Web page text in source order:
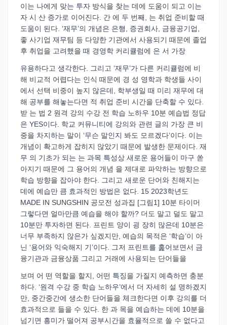
이는 나에게 맞는 투자 방식을 찾는 데에 도움이 되고 이는
자 시 산 증가로 이어진다. 간 에 두 번째, 는 취업 준비할 때
도움이 된다. ‘재무’의 개념은 은행, 증권회사, 금융공기업,
좋 사기업 재무팀 등 다양한 기관에서 사용되기 때문에 졸업
후 취업을 고려했을 때 경영학 커리큘럼에 은 서 가장
유용하다고 생각한다. 그리고 ‘재무’가 다른 커리큘럼에 비
해 비교적 어렵다는 인식 때문에 경 성 영학과 학생들 사이
에서 선택 비중이 높지 않은데, 학부생일 때 미리 재무에 대
해 공부를 해놓는다면 적 취업 준비 시간을 단축할 수 있다.
받 는 법 2 원격 강의 수강 전 학습 노하우 10분 예습법 정답
은 YES이다. 학교 커뮤니티에 강의와 관련 글의 가장 큰 비
중을 차지하는 말이 ‘무슨 말인지 봐도 모르겠다’이다. 이는
개념이 확고하게 잡히지 않았기 때문에 발생한 문제이다. 재
무 의 기초가 되는 는 과목 특성상 새로운 용어들이 마구 쏟
아지기 때문에 그 용어의 개념 을 제대로 파악하는 방향으로
학습 방향을 잡아야 한다. 그리고 새로운 단어와 친해지는
데에 예습만 큼 효과적인 방법은 없다. 15 2023학년도
MADE IN SUNGSHIN 공모전 성과집 [그림1] 10분 타이머
그렇다면 얼마만큼 예습을 해야 할까? 더도 말고 덜도 말고
10분만 투자하면 된다. 프린트 양이 굉 장히 많은데 10분은
너무 부족하지 않은가 싶겠지만, 예습의 목적은 ‘학습’이 아
닌 ‘용어와 익숙해지 기’이다. 그저 프린트를 훑어보면서 금
융기관과 금융상품 그리고 거래에 사용되는 단어들을
보며 어 떤 역할을 할지, 어떤 특징을 가질지 예측하면 충분
하다. ‘원격 수강 중 학습 노하우’에서 더 자세히 설 명하겠지
만, 중간중간에 생소한 단어들을 체크한다면 이후 강의를 더
효과적으로 들을 수 있다. 한 과 목을 예습하는 데에 10분을
넘기면 흥미가 떨어져 공부시간을 효율적으로 쓸 수 없다고